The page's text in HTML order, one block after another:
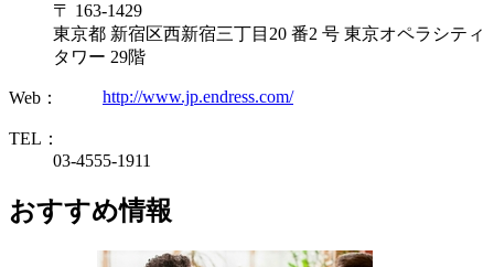
〒 163-1429
東京都 新宿区西新宿三丁目20 番2 号 東京オペラシティ
タワー 29階
Web： http://www.jp.endress.com/
TEL：
03-4555-1911
おすすめ情報